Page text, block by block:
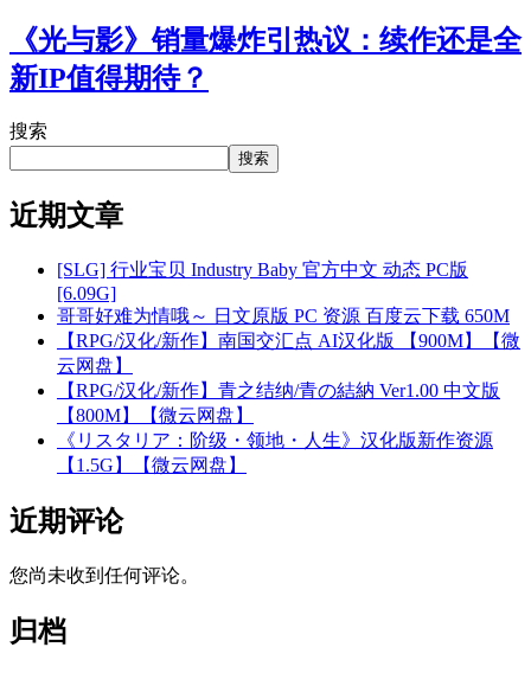
《光与影》销量爆炸引热议：续作还是全
新IP值得期待？
搜索
搜索
近期文章
[SLG] 行业宝贝 Industry Baby 官方中文 动态 PC版
[6.09G]
哥哥好难为情哦～ 日文原版 PC 资源 百度云下载 650M
【RPG/汉化/新作】南国交汇点 AI汉化版 【900M】【微
云网盘】
【RPG/汉化/新作】青之结纳/青の結納 Ver1.00 中文版
【800M】【微云网盘】
《リスタリア：阶级・领地・人生》汉化版新作资源
【1.5G】【微云网盘】
近期评论
您尚未收到任何评论。
归档